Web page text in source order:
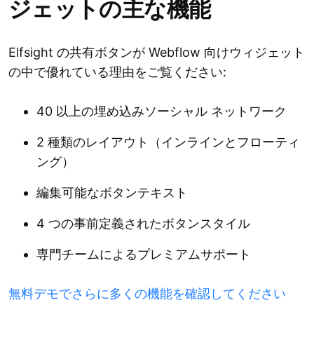
ジェットの主な機能
Elfsight の共有ボタンが Webflow 向けウィジェット
の中で優れている理由をご覧ください:
40 以上の埋め込みソーシャル ネットワーク
2 種類のレイアウト（インラインとフローティ
ング）
編集可能なボタンテキスト
4 つの事前定義されたボタンスタイル
専門チームによるプレミアムサポート
無料デモでさらに多くの機能を確認してください